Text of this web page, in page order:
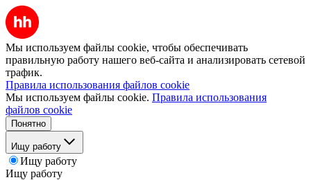
Мы используем файлы cookie, чтобы обеспечивать
правильную работу нашего веб-сайта и анализировать сетевой
трафик.
Правила использования файлов cookie
Мы используем файлы cookie. Правила использования
файлов cookie
Понятно
Ищу работу
Ищу работу
Ищу работу